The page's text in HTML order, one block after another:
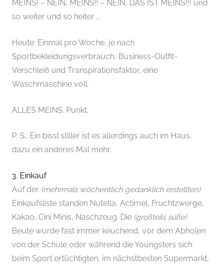
MEINS! – NEIN, MEINS!! – NEIN, DAS IST MEINS!!! und
so weiter und so heiter …
Heute: Einmal pro Woche, je nach
Sportbekleidungsverbrauch, Business-Outfit-
Verschleiß und Transpirationsfaktor, eine
Waschmaschine voll.
ALLES MEINS. Punkt.
P. S.: Ein bissl stiller ist es allerdings auch im Haus,
dazu ein anderes Mal mehr.
3. Einkauf
Auf der (mehrmals wöchentlich gedanklich erstellten)
Einkaufsliste standen Nutella, Actimel, Fruchtzwerge,
Kakao, Cini Minis, Naschzeug. Die (großteils süße)
Beute wurde fast immer keuchend, vor dem Abholen
von der Schule oder während die Youngsters sich
beim Sport ertüchtigten, im nächstbesten Supermarkt,